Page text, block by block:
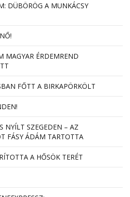
DÜBÖRÖG A MUNKÁCSY
MAGYAR ÉRDEMREND
FŐTT A BIRKAPÖRKÖLT
NYÍLT SZEGEDEN – AZ
FÁSY ÁDÁM TARTOTTA
A HŐSÖK TERÉT